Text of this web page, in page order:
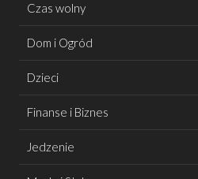
Czas wolny
Dom i Ogród
Dzieci
Finanse i Biznes
Jedzenie